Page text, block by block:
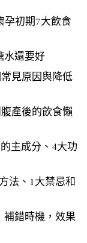
孕初期7大飲食
水還要好
見原因與降低
產後的飲食懶
主成分、4大功
法、1大禁忌和
錯時機，效果